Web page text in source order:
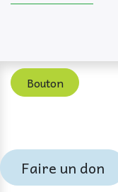
Bouton
Faire un don